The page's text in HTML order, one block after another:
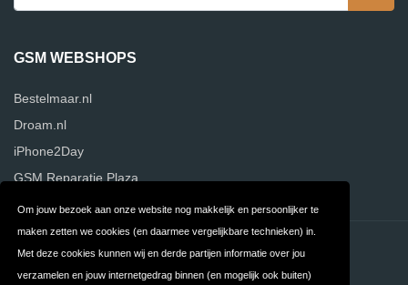
Om jouw bezoek aan onze website nog makkelijk en persoonlijker te
maken zetten we cookies (en daarmee vergelijkbare technieken) in.
Met deze cookies kunnen wij en derde partijen informatie over jou
verzamelen en jouw internetgedrag binnen (en mogelijk ook buiten)
GSM WEBSHOPS
Bestelmaar.nl
Droam.nl
iPhone2Day
GSM Reparatie Plaza
Contact Privacy
Algemene FAQ